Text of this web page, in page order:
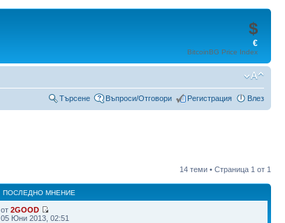
$
€
BitcoinBG Price Index
Търсене Въпроси/Отговори Регистрация Влез
14 теми • Страница 1 от 1
ПОСЛЕДНО МНЕНИЕ
от2GOOD
05 Юни 2013, 02:51